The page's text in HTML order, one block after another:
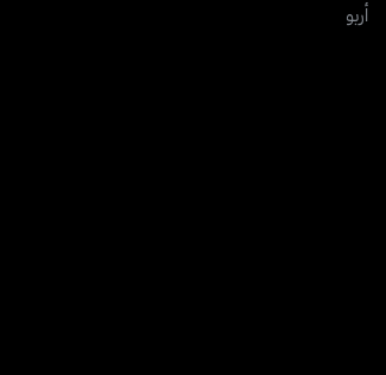
أربو